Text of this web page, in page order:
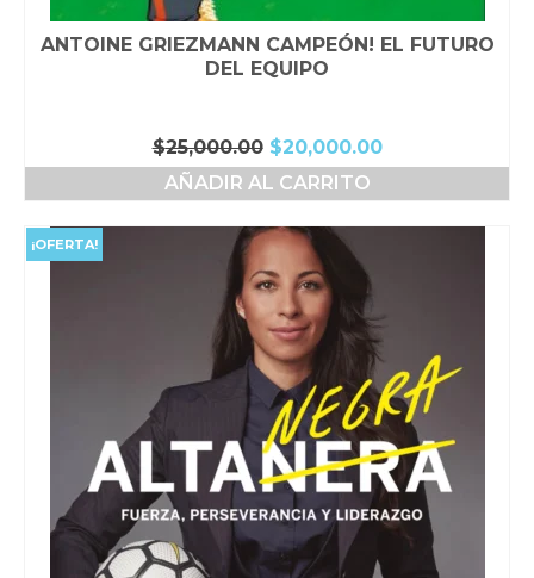
ANTOINE GRIEZMANN CAMPEÓN! EL FUTURO
DEL EQUIPO
$25,000.00 El
precio
original
$25,000.00.
$20,000.00El
precio
AÑADIR AL CARRITO
¡OFERTA!